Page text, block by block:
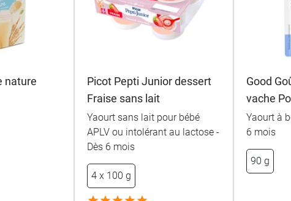
nature
Picot Pepti Junior dessert
Fraise sans lait
Yaourt sans lait pour bébé
APLV ou intolérant au lactose -
Dès 6 mois
4 x 100 g
Good
vache
Yaourt à
6 mois
90 g